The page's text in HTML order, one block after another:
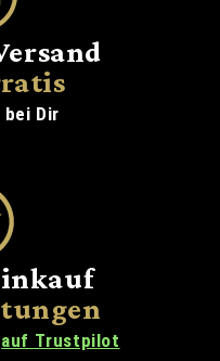
bei Dir
auf Trustpilot